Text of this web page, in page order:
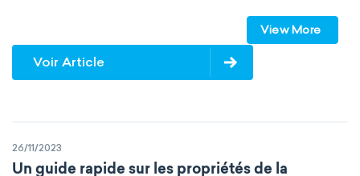
Flow chemistry
Immunohistochemistry Immunochemistry
transactinides element blocks s-block
p-block d-block f-block
metalloids
View More
Voir Article
26/11/2023
Un guide rapide sur les propriétés de la